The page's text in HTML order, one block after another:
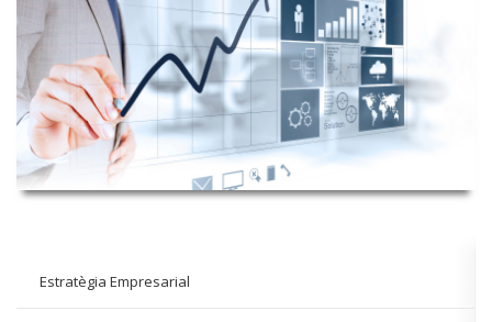
Estratègia Empresarial